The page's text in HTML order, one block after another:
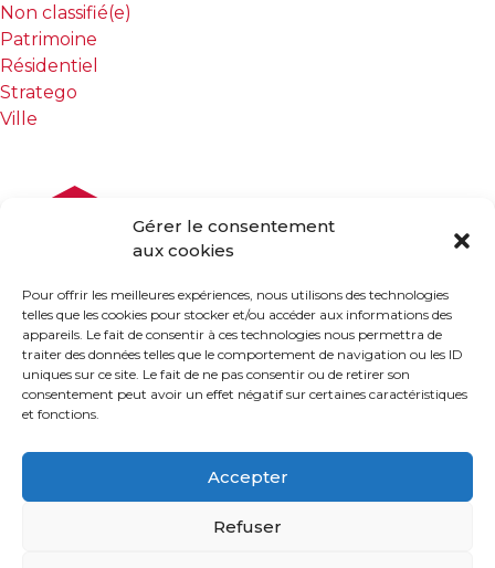
Gérer le consentement
aux cookies
Pour offrir les meilleures expériences, nous utilisons des technologies
telles que les cookies pour stocker et/ou accéder aux informations des
appareils. Le fait de consentir à ces technologies nous permettra de
traiter des données telles que le comportement de navigation ou les ID
uniques sur ce site. Le fait de ne pas consentir ou de retirer son
consentement peut avoir un effet négatif sur certaines caractéristiques
et fonctions.
Accepter
Refuser
Non classifié(e)
Patrimoine
Résidentiel
Stratego
Ville
(450) 229-2992